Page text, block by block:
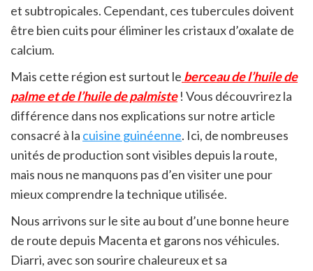
et subtropicales. Cependant, ces tubercules doivent
être bien cuits pour éliminer les cristaux d’oxalate de
calcium.
Mais cette région est surtout le berceau de l’huile de
palme et de l’huile de palmiste ! Vous découvrirez la
différence dans nos explications sur notre article
consacré à la cuisine guinéenne. Ici, de nombreuses
unités de production sont visibles depuis la route,
mais nous ne manquons pas d’en visiter une pour
mieux comprendre la technique utilisée.
Nous arrivons sur le site au bout d’une bonne heure
de route depuis Macenta et garons nos véhicules.
Diarri, avec son sourire chaleureux et sa